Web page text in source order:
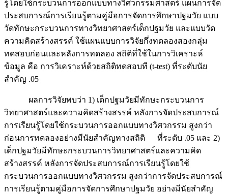
รู้โดยใช้กระบวนการออกแบบทางวิศวกรรมศาสตร์ แผนการจัด
ประสบการณ์การเรียนรู้ตามคู่มือการจัดการศึกษาปฐมวัย แบบ
วัดทักษะกระบวนการทางวิทยาศาสตร์เด็กปฐมวัย และแบบวัด
ความคิดสร้างสรรค์ ใช้แผนแบบการวิจัยกึ่งทดลองสองกลุ่ม
ทดสอบก่อนและหลังการทดลอง สถิติที่ใช้ในการวิเคราะห์
ข้อมูล คือ การวิเคราะห์ด้วยสถิติทดสอบที (t-test) ที่ระดับนัย
สำคัญ .05
ผลการวิจัยพบว่า 1) เด็กปฐมวัยมีทักษะกระบวนการ
วิทยาศาสตร์และความคิดสร้างสรรค์ หลังการจัดประสบการณ์
การเรียนรู้โดยใช้กระบวนการออกแบบทางวิศวกรรม สูงกว่า
ก่อนการทดลองอย่างมีนัยสำคัญทางสถิติ ที่ระดับ .05 และ 2)
เด็กปฐมวัยมีทักษะกระบวนการวิทยาศาสตร์และความคิด
สร้างสรรค์ หลังการจัดประสบการณ์การเรียนรู้โดยใช้
กระบวนการออกแบบทางวิศวกรรม สูงกว่าการจัดประสบการณ์
การเรียนรู้ตามคู่มือการจัดการศึกษาปฐมวัย อย่างมีนัยสำคัญ